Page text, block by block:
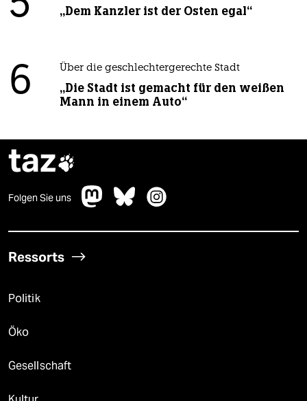
„Dem Kanzler ist der Osten egal“
6 Über die geschlechtergerechte Stadt
„Die Stadt ist gemacht für den weißen
Mann in einem Auto“
taz
Folgen Sie uns
Ressorts
Politik
Öko
Gesellschaft